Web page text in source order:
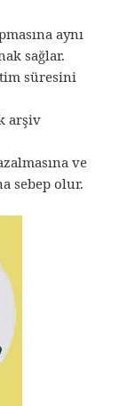
aynı
sağlar.
süresini
arşiv
ve
sebep olur.